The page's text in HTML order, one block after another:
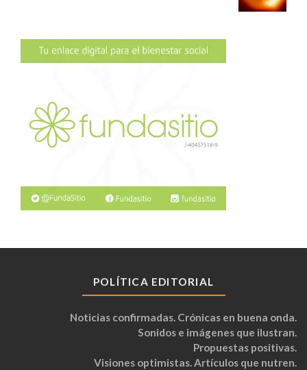
POLÍTICA EDITORIAL
Noticias confirmadas. Crónicas en buena onda.
Sonidos e imágenes que ilustran.
Propuestas positivas.
Visiones optimistas. Artículos que nutren.